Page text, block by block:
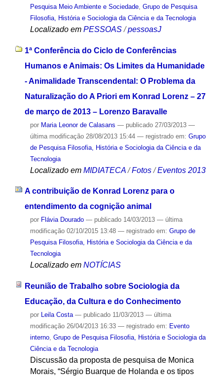
Pesquisa Meio Ambiente e Sociedade, Grupo de Pesquisa
Filosofia, História e Sociologia da Ciência e da Tecnologia
Localizado em PESSOAS /pessoasJ
1ª Conferência do Ciclo de Conferências
Humanos e Animais: Os Limites da Humanidade
- Animalidade Transcendental: O Problema da
Naturalização do A Priori em Konrad Lorenz – 27
de março de 2013 – Lorenzo Baravalle
por Maria Leonor de Calasans — publicado27/03/2013 —
última modificação28/08/2013 15:44 — registrado em: Grupo
de Pesquisa Filosofia, História e Sociologia da Ciência e da
Tecnologia
Localizado em MIDIATECA /Fotos /Eventos 2013
A contribuição de Konrad Lorenz para o
entendimento da cognição animal
por Flávia Dourado — publicado14/03/2013 — última
modificação02/10/2015 13:48 — registrado em: Grupo de
Pesquisa Filosofia, História e Sociologia da Ciência e da
Tecnologia
Localizado em NOTÍCIAS
Reunião de Trabalho sobre Sociologia da
Educação, da Cultura e do Conhecimento
por Leila Costa — publicado11/03/2013 — última
modificação26/04/2013 16:33 — registrado em: Evento
interno, Grupo de Pesquisa Filosofia, História e Sociologia da
Ciência e da Tecnologia
Discussão da proposta de pesquisa de Monica
Morais, “Sérgio Buarque de Holanda e os tipos